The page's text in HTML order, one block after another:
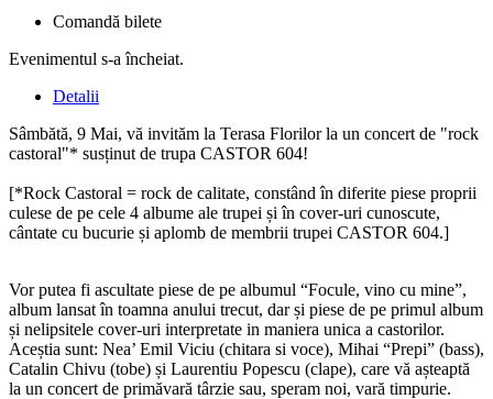
Comandă bilete
Evenimentul s-a încheiat.
Detalii
Sâmbătă, 9 Mai, vă invităm la Terasa Florilor la un concert de "rock
castoral"* susținut de trupa CASTOR 604!
[*Rock Castoral = rock de calitate, constând în diferite piese proprii
culese de pe cele 4 albume ale trupei și în cover-uri cunoscute,
cântate cu bucurie și aplomb de membrii trupei CASTOR 604.]
Vor putea fi ascultate piese de pe albumul “Focule, vino cu mine”,
album lansat în toamna anului trecut, dar și piese de pe primul album
și nelipsitele cover-uri interpretate in maniera unica a castorilor.
Aceștia sunt: Nea’ Emil Viciu (chitara si voce), Mihai “Prepi” (bass),
Catalin Chivu (tobe) și Laurentiu Popescu (clape), care vă așteaptă
la un concert de primăvară târzie sau, speram noi, vară timpurie.